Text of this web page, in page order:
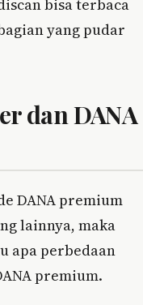
bisa terbaca
yang pudar
dan DANA
DANA premium
lainnya, maka
apa perbedaan
premium.